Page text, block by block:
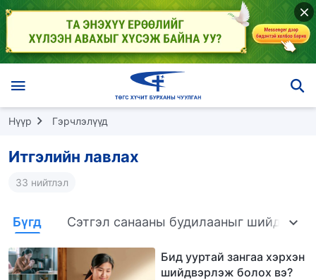
Нүүр Гэрчлэлүүд
Итгэлийн лавлах
33 нийтлэл
Бүгд Сэтгэл санааны будилааныг
Бид ууртай зангаа хэрхэн
шийдвэрлэж болох вэ?